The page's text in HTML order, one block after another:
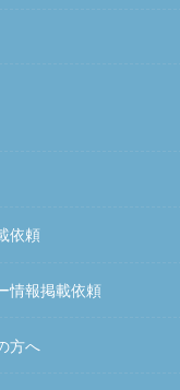
依頼
情報掲載依頼
方へ